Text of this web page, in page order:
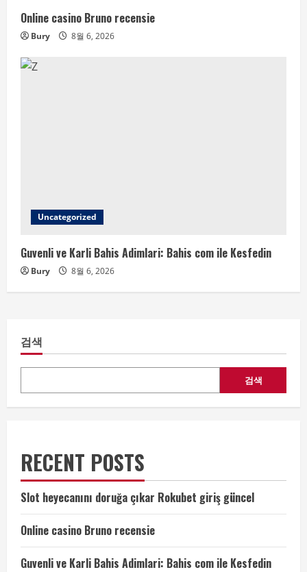
Online casino Bruno recensie
Bury 8월 6, 2026
Uncategorized
Guvenli ve Karli Bahis Adimlari: Bahis com ile Kesfedin
Bury 8월 6, 2026
검색
검색
RECENT POSTS
Slot heyecanını doruğa çıkar Rokubet giriş güncel
Online casino Bruno recensie
Guvenli ve Karli Bahis Adimlari: Bahis com ile Kesfedin